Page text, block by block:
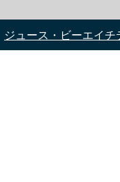
ジュース・ビーエイ